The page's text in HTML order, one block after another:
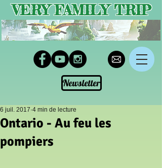
Newsletter
VERY FAMILY TRIP
Ontario - Au feu les
pompiers
6 juil. 2017 4 min de lecture